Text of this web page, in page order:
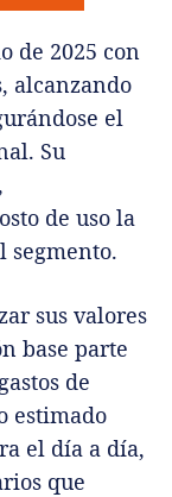
de 2025 con
alcanzando
el
Su
de uso la
segmento.
sus valores
base parte
de
estimado
el día a día,
que